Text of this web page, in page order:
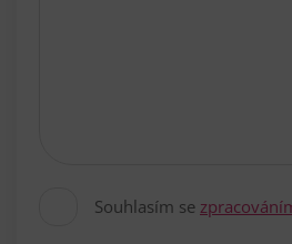
Souhlasím se